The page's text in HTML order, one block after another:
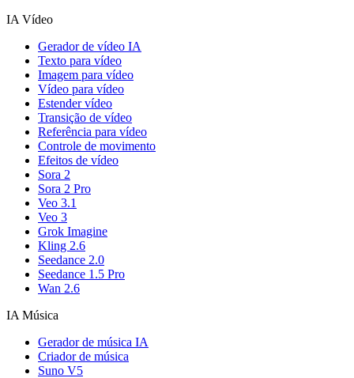
IA Vídeo
Gerador de vídeo IA
Texto para vídeo
Imagem para vídeo
Vídeo para vídeo
Estender vídeo
Transição de vídeo
Referência para vídeo
Controle de movimento
Efeitos de vídeo
Sora 2
Sora 2 Pro
Veo 3.1
Veo 3
Grok Imagine
Kling 2.6
Seedance 2.0
Seedance 1.5 Pro
Wan 2.6
IA Música
Gerador de música IA
Criador de música
Suno V5